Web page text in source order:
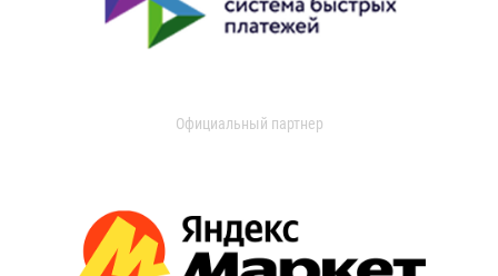
Официальный партнер